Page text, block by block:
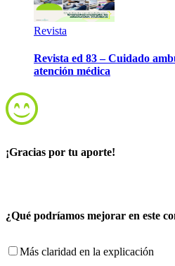
Revista
Revista ed 83 – Cuidado
atención médica
¡Gracias por tu aporte!
¿Qué podríamos mejorar en este
Más claridad en la explicación